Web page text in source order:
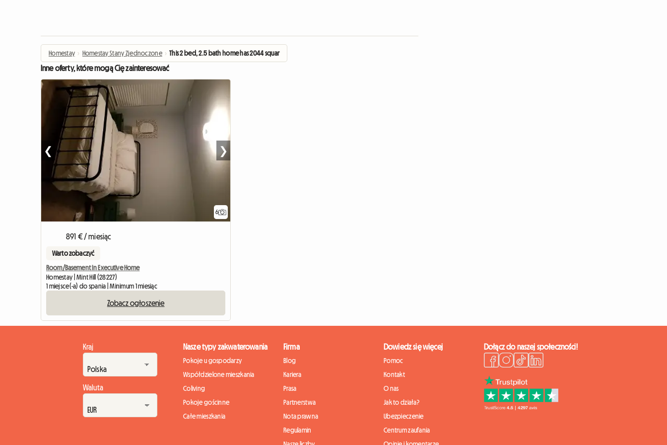
Homestay › Homestay Stany Zjednoczone › This 2 bed, 2.5 bath home has 2044 squar
Inne oferty, które mogą Cię zainteresować
6
❮ ❯
891 € / miesiąc
Warto zobaczyć
Room/Basement In Executive Home
Homestay | Mint Hill (28227)
1 miejsce(-a) do spania | Minimum 1 miesiąc
Zobacz ogłoszenie
Kraj
Waluta
Nasze typy zakwaterowania
Pokoje u gospodarzy
Współdzielone mieszkania
Coliving
Pokoje gościnne
Całe mieszkania
Firma
Blog
Kariera
Prasa
Partnerstwa
Nota prawna
Regulamin
Dowiedz się więcej
Pomoc
Kontakt
O nas
Jak to działa?
Ubezpieczenie
Centrum zaufania
Dołącz do naszej społeczności!